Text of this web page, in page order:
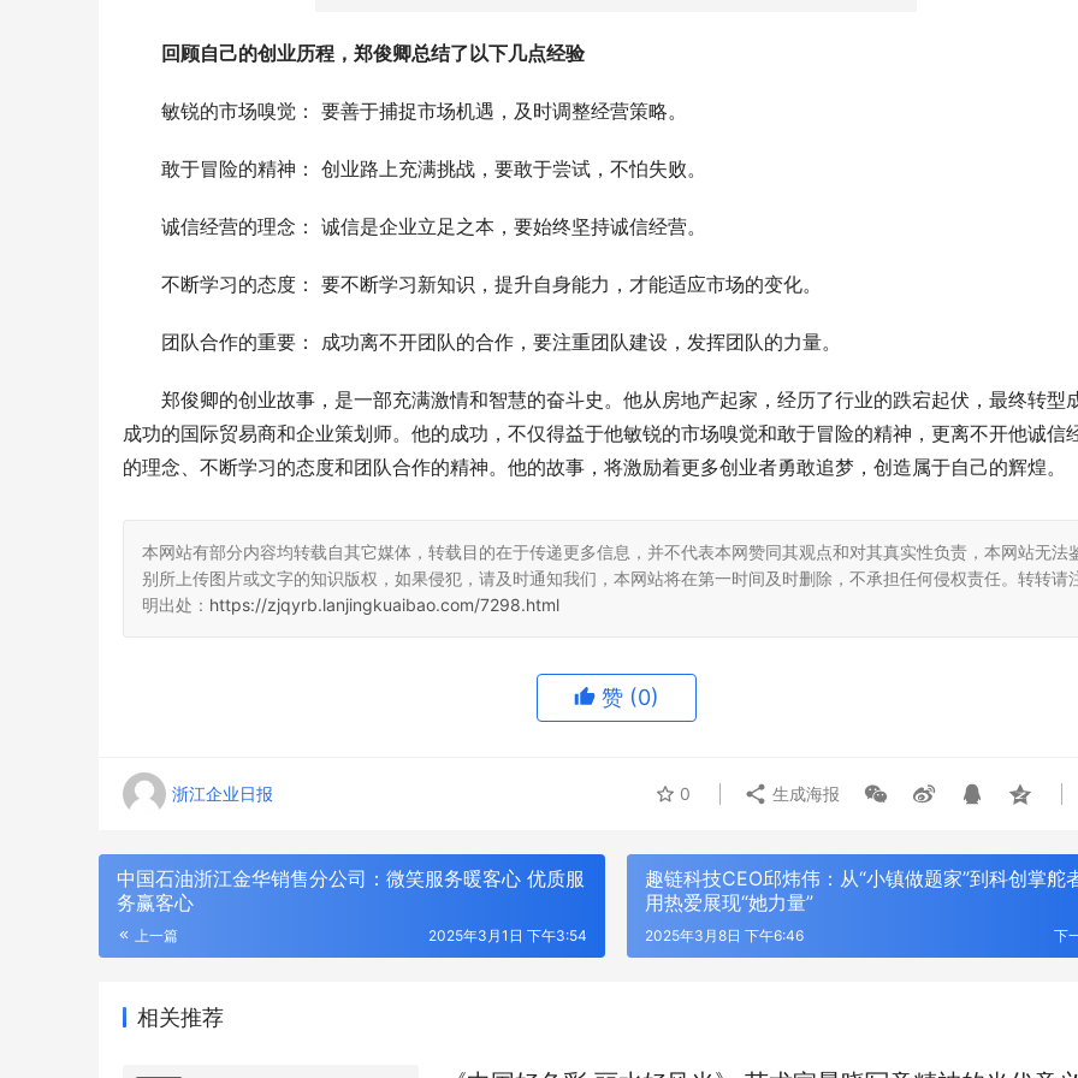
回顾自己的创业历程，郑俊卿总结了以下几点经验
敏锐的市场嗅觉： 要善于捕捉市场机遇，及时调整经营策略。
敢于冒险的精神： 创业路上充满挑战，要敢于尝试，不怕失败。
诚信经营的理念： 诚信是企业立足之本，要始终坚持诚信经营。
不断学习的态度： 要不断学习新知识，提升自身能力，才能适应市场的变化。
团队合作的重要： 成功离不开团队的合作，要注重团队建设，发挥团队的力量。
郑俊卿的创业故事，是一部充满激情和智慧的奋斗史。他从房地产起家，经历了行业的跌宕起伏，最终转型
成功的国际贸易商和企业策划师。他的成功，不仅得益于他敏锐的市场嗅觉和敢于冒险的精神，更离不开他诚信
的理念、不断学习的态度和团队合作的精神。他的故事，将激励着更多创业者勇敢追梦，创造属于自己的辉煌。
本网站有部分内容均转载自其它媒体，转载目的在于传递更多信息，并不代表本网赞同其观点和对其真实性负责，本网站无法
别所上传图片或文字的知识版权，如果侵犯，请及时通知我们，本网站将在第一时间及时删除，不承担任何侵权责任。转转请
明出处： https://zjqyrb.lanjingkuaibao.com/7298.html
赞 (0)
浙江企业日报 0 生成海报
中国石油浙江金华销售分公司：微笑服务暖客心 优质服
务赢客心
上一篇 2025年3月1日 下午3:54
趣链科技CEO邱炜伟：从“小镇做题家”到科创掌舵
用热爱展现“她力量”
下
2025年3月8日 下午6:46
相关推荐